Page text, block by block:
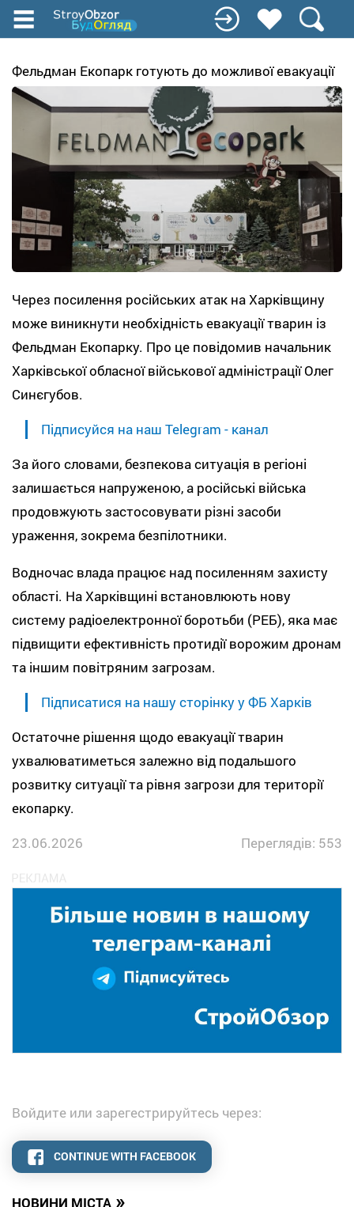
Перейти
до
вмісту
НОВИНИ МІСТА »
Фельдман Екопарк готують до можливої евакуації
Через посилення російських атак на Харківщину
може виникнути необхідність евакуації тварин із
Фельдман Екопарку. Про це повідомив начальник
Харківської обласної військової адміністрації Олег
Синєгубов.
Підписуйся на наш Telegram - канал
За його словами, безпекова ситуація в регіоні
залишається напруженою, а російські війська
продовжують застосовувати різні засоби
ураження, зокрема безпілотники.
Водночас влада працює над посиленням захисту
області. На Харківщині встановлюють нову
систему радіоелектронної боротьби (РЕБ), яка має
підвищити ефективність протидії ворожим дронам
та іншим повітряним загрозам.
Підписатися на нашу сторінку у ФБ Харків
Остаточне рішення щодо евакуації тварин
ухвалюватиметься залежно від подальшого
розвитку ситуації та рівня загрози для території
екопарку.
23.06.2026
Переглядів: 553
Войдите или зарегестрируйтесь через:
CONTINUE WITH FACEBOOK